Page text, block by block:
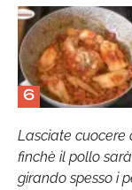
6
Lasciate cuocere
finchè il pollo
girando spesso i